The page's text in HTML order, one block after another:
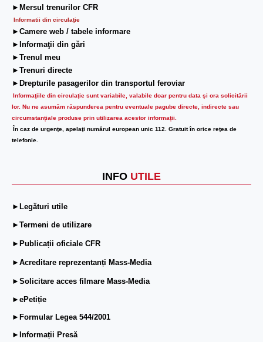
►Mersul trenurilor CFR
Informatii din circulaţie
►Camere web / tabele informare
►Informaţii din gări
►Trenul meu
►Trenuri directe
►Drepturile pasagerilor din transportul feroviar
Informaţiile din circulaţie sunt variabile, valabile doar pentru data şi ora solicitării
lor. Nu ne asumăm răspunderea pentru eventuale pagube directe, indirecte sau
circumstanțiale produse prin utilizarea acestor informații.
În caz de urgenţe, apelaţi numărul european unic 112. Gratuit în orice reţea de
telefonie.
INFO UTILE
►Legături utile
►Termeni de utilizare
►Publicații oficiale CFR
►Acreditare reprezentanți Mass-Media
►Solicitare acces filmare Mass-Media
►ePetiție
►Formular Legea 544/2001
►Informații Presă